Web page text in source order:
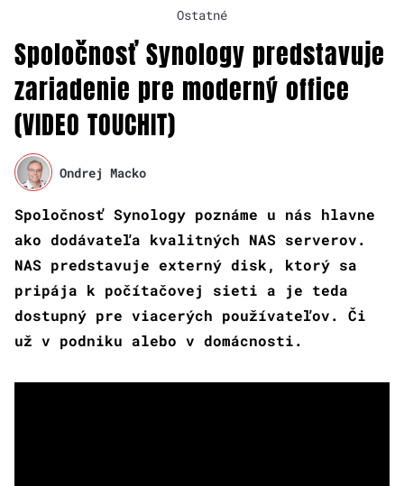
Ostatné
Spoločnosť Synology predstavuje
zariadenie pre moderný office
(VIDEO TOUCHIT)
Ondrej Macko
Spoločnosť Synology poznáme u nás hlavne
ako dodávateľa kvalitných NAS serverov.
NAS predstavuje externý disk, ktorý sa
pripája k počítačovej sieti a je teda
dostupný pre viacerých používateľov. Či
už v podniku alebo v domácnosti.